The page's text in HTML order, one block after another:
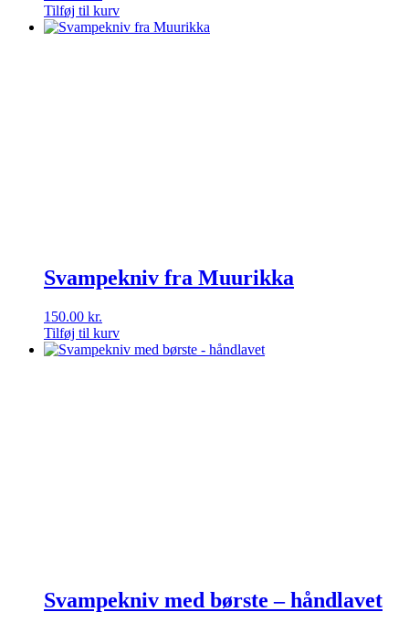
Tilføj til kurv
Svampekniv fra Muurikka
150.00 kr.
Tilføj til kurv
Svampekniv med børste – håndlavet